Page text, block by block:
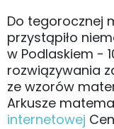
Do tegorocznej
przystąpiło
w Podlaskiem -
rozwiązywania
ze wzorów
Arkusze
internetowej